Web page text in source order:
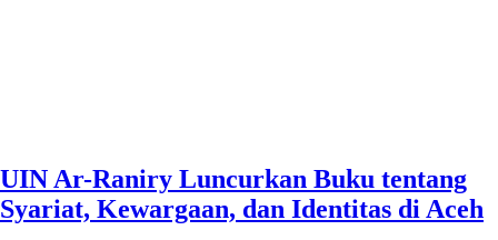
UIN Ar-Raniry Luncurkan Buku tentang
Syariat, Kewargaan, dan Identitas di Aceh